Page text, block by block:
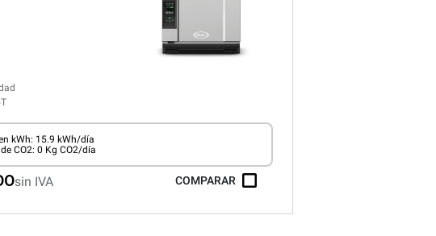
kWh: 15.9 kWh/día
CO2: 0 Kg CO2/día
sin IVA COMPARAR